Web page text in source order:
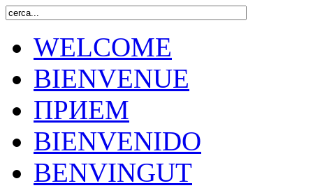
WELCOME
BIENVENUE
ПРИЕМ
BIENVENIDO
BENVINGUT